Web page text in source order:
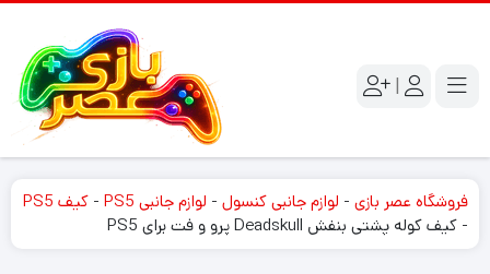
|
فروشگاه عصر بازی - لوازم جانبی کنسول - لوازم جانبی PS5 - کیف PS5
- کیف کوله پشتی بنفش Deadskull پرو و فت برای PS5